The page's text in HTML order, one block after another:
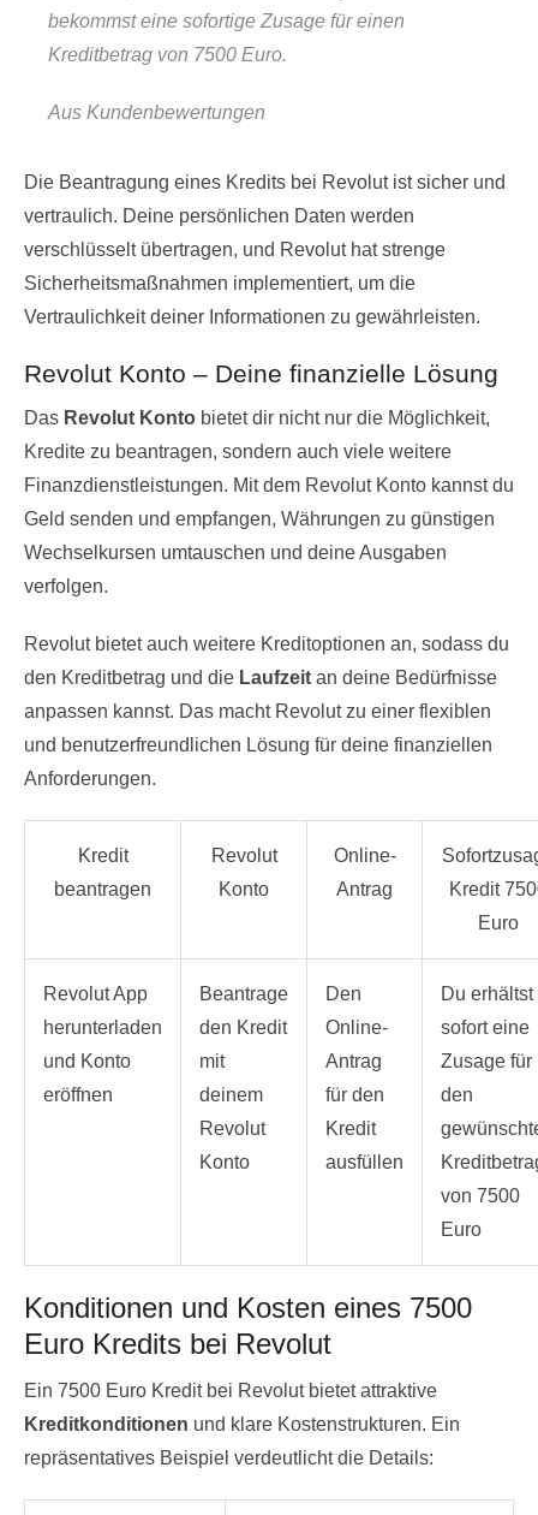
bekommst eine sofortige Zusage für einen
Kreditbetrag von 7500 Euro.
Aus Kundenbewertungen
Die Beantragung eines Kredits bei Revolut ist sicher und
vertraulich. Deine persönlichen Daten werden
verschlüsselt übertragen, und Revolut hat strenge
Sicherheitsmaßnahmen implementiert, um die
Vertraulichkeit deiner Informationen zu gewährleisten.
Revolut Konto – Deine finanzielle Lösung
Das Revolut Konto bietet dir nicht nur die Möglichkeit,
Kredite zu beantragen, sondern auch viele weitere
Finanzdienstleistungen. Mit dem Revolut Konto kannst du
Geld senden und empfangen, Währungen zu günstigen
Wechselkursen umtauschen und deine Ausgaben
verfolgen.
Revolut bietet auch weitere Kreditoptionen an, sodass du
den Kreditbetrag und die Laufzeit an deine Bedürfnisse
anpassen kannst. Das macht Revolut zu einer flexiblen
und benutzerfreundlichen Lösung für deine finanziellen
Anforderungen.
Kredit
beantragen
Revolut
Konto
Online-
Antrag
Kredit
Euro
Revolut App
herunterladen
und Konto
eröffnen
Beantrage
den Kredit
mit
deinem
Revolut
Konto
Den
Online-
Antrag
für den
Kredit
ausfüllen
Du erhältst
sofort eine
Zusage für
den
von 7500
Euro
Konditionen und Kosten eines 7500
Euro Kredits bei Revolut
Ein 7500 Euro Kredit bei Revolut bietet attraktive
Kreditkonditionen und klare Kostenstrukturen. Ein
repräsentatives Beispiel verdeutlicht die Details: